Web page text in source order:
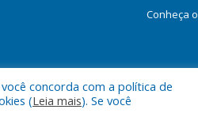
Conheça o
Mapa do Site
concorda com a política de
(Leia mais). Se você